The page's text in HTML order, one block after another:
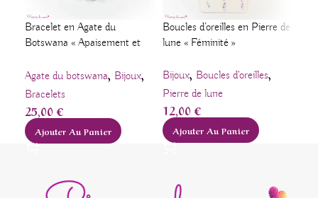
Bracelet en Agate du
Botswana « Apaisement et
Agate du botswana, Bijoux,
Bracelets
25,00€
Ajouter Au Panier
Boucles d’oreilles en Pierre de
lune « Féminité »
Bijoux, Boucles d'oreilles,
Pierre de lune
12,00€
Ajouter Au Panier